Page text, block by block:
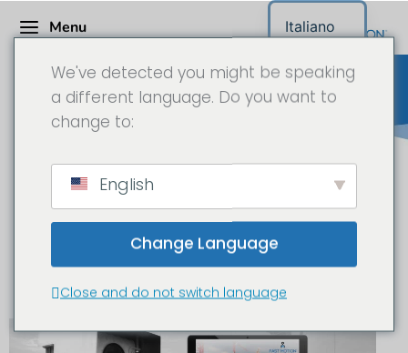
Menu
Telecamera da cantiere /
Telecamera time-lapse di
lunga durata Richiesta di
informazioni sul progetto
We've detected you might be speaking
a different language. Do you want to
change to:
English
Change Language
Close and do not switch language
Italiano